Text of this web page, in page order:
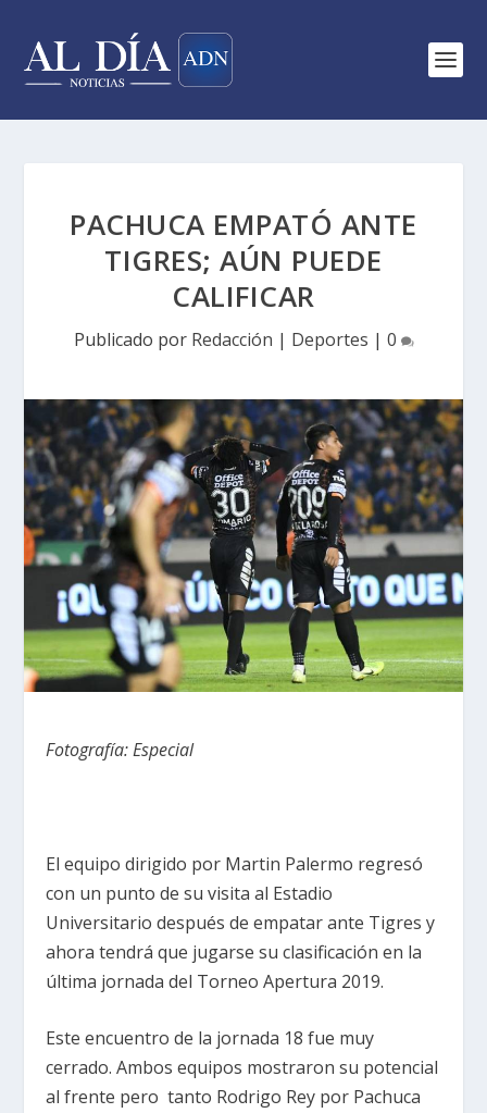
PACHUCA EMPATÓ ANTE
TIGRES; AÚN PUEDE
CALIFICAR
Publicado por Redacción | Deportes | 0
Fotografía: Especial
El equipo dirigido por Martin Palermo regresó
con un punto de su visita al Estadio
Universitario después de empatar ante Tigres y
ahora tendrá que jugarse su clasificación en la
última jornada del Torneo Apertura 2019.
Este encuentro de la jornada 18 fue muy
cerrado. Ambos equipos mostraron su potencial
al frente pero tanto Rodrigo Rey por Pachuca